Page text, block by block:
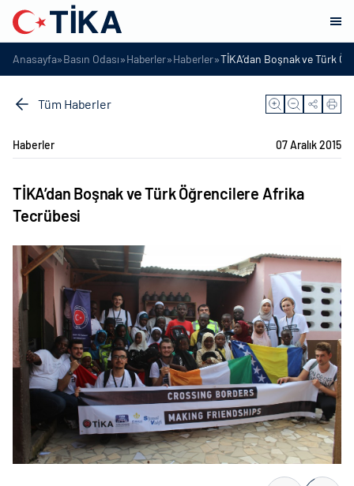
Anasayfa»Basın Odası»Haberler»Haberler»TİKA’dan Boşnak ve Türk
Tüm Haberler
Haberler 07 Aralık 2015
TİKA’dan Boşnak ve Türk Öğrencilere Afrika
Tecrübesi